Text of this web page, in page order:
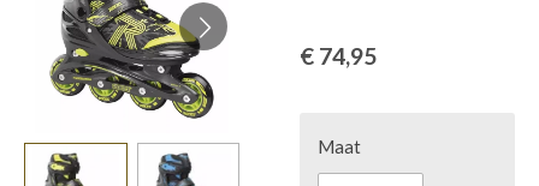
€ 74,95
Maat